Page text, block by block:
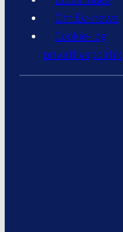
Om Ev-news
Cookie- og
privatlivspolitik